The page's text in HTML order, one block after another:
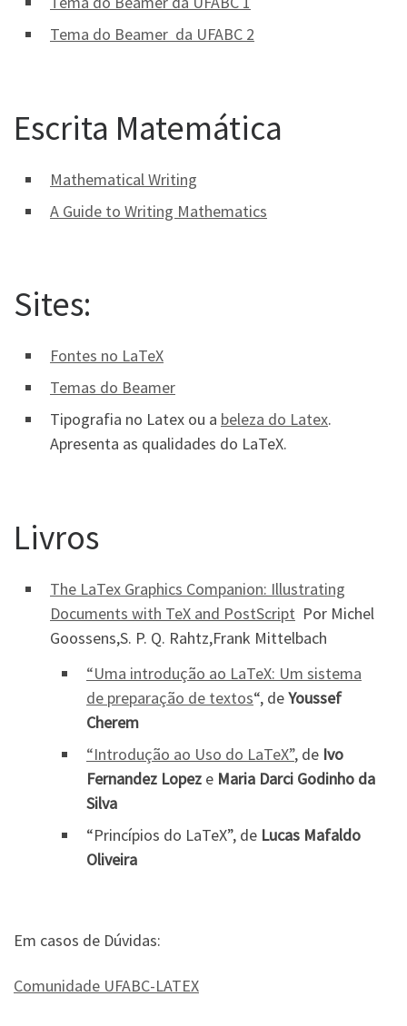
Tema do Beamer da UFABC 2
Escrita Matemática
Mathematical Writing
A Guide to Writing Mathematics
Sites:
Fontes no LaTeX
Temas do Beamer
Tipografia no Latex ou a beleza do Latex.
Apresenta as qualidades do LaTeX.
Livros
The LaTex Graphics Companion: Illustrating
Documents with TeX and PostScript Por Michel
Goossens,S. P. Q. Rahtz,Frank Mittelbach
“Uma introdução ao LaTeX: Um sistema
de preparação de textos“, deYoussef
Cherem
“Introdução ao Uso do LaTeX”, de Ivo
Fernandez Lopez e Maria Darci Godinho da
Silva
“Princípios do LaTeX”, de Lucas Mafaldo
Oliveira
Em casos de Dúvidas:
Comunidade UFABC-LATEX